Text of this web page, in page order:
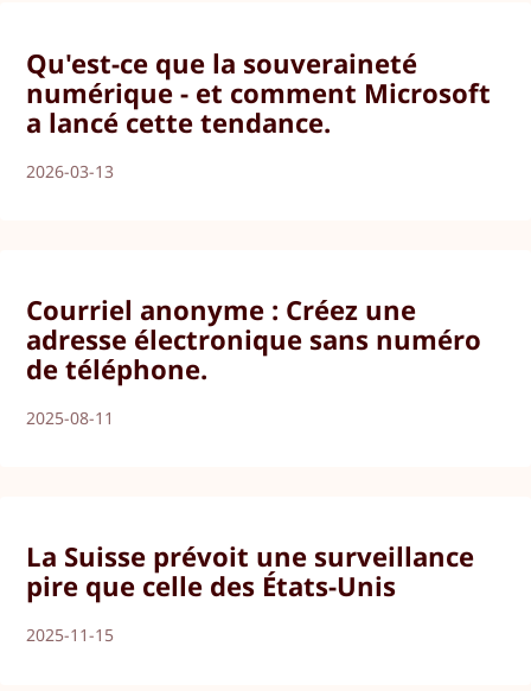
Qu'est-ce que la souveraineté
numérique - et comment Microsoft
a lancé cette tendance.
2026-03-13
Courriel anonyme : Créez une
adresse électronique sans numéro
de téléphone.
2025-08-11
La Suisse prévoit une surveillance
pire que celle des États-Unis
2025-11-15